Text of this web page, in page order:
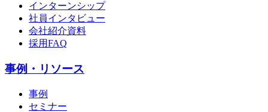
インターンシップ
社員インタビュー
会社紹介資料
採用FAQ
事例・リソース
事例
セミナー